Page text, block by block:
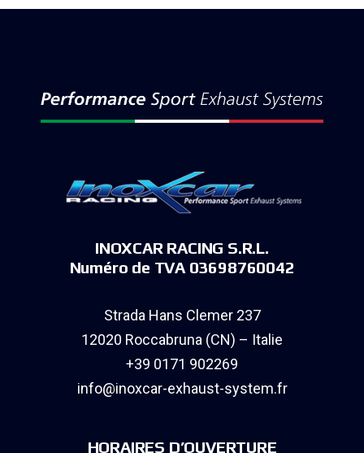
INOXCAR RACING S.R.L.
Numéro de TVA 03698760042
Strada Hans Clemer 237
12020 Roccabruna (CN) – Italie
+39 0171 902269
info@inoxcar-exhaust-system.fr
HORAIRES D’OUVERTURE